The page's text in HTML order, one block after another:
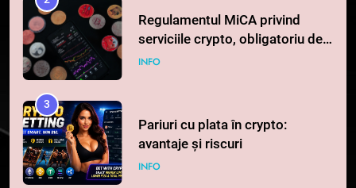
Regulamentul MiCA privind
serviciile crypto, obligatoriu de
la 1 iulie în România
INFO
3
Pariuri cu plata în crypto:
avantaje și riscuri
INFO